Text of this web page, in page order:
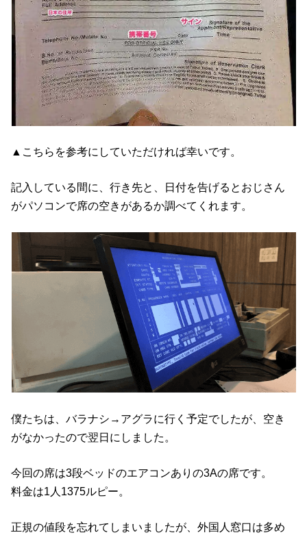
▲こちらを参考にしていただければ幸いです。
記入している間に、行き先と、日付を告げるとおじさん
がパソコンで席の空きがあるか調べてくれます。
僕たちは、バラナシ→アグラに行く予定でしたが、空き
がなかったので翌日にしました。
今回の席は3段ベッドのエアコンありの3Aの席です。
料金は1人1375ルピー。
正規の値段を忘れてしまいましたが、外国人窓口は多め